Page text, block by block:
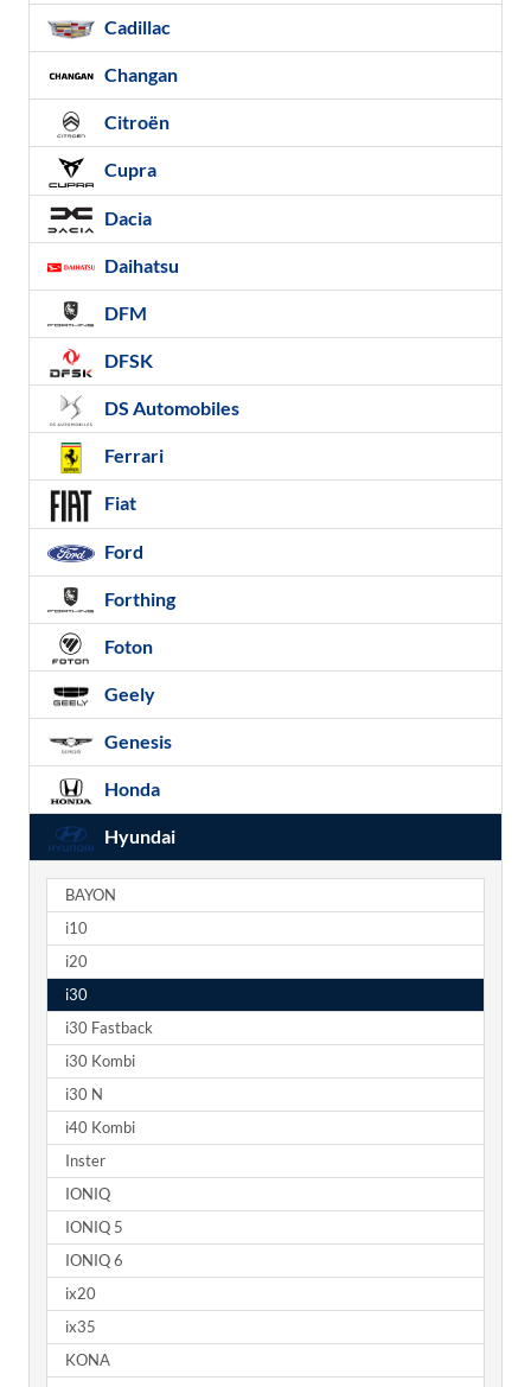
Cadillac
Changan
Citroën
Cupra
Dacia
Daihatsu
DFM
DFSK
DS Automobiles
Ferrari
Fiat
Ford
Forthing
Foton
Geely
Genesis
Honda
Hyundai
BAYON
i10
i20
i30
i30 Fastback
i30 Kombi
i30 N
i40 Kombi
Inster
IONIQ
IONIQ 5
IONIQ 6
ix20
ix35
KONA